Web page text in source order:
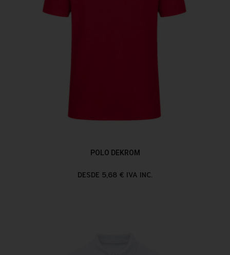
POLO DEKROM
DESDE 5,68 € IVA INC.